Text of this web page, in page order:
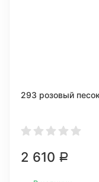
293 розовый
2 610 Р